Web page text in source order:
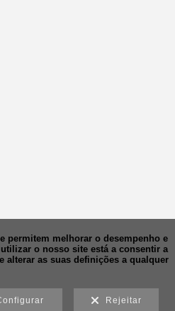
permitem melhorar o desempenho e
o nosso site está a consentir a
alterar as suas definições a qualquer
Rejeitar